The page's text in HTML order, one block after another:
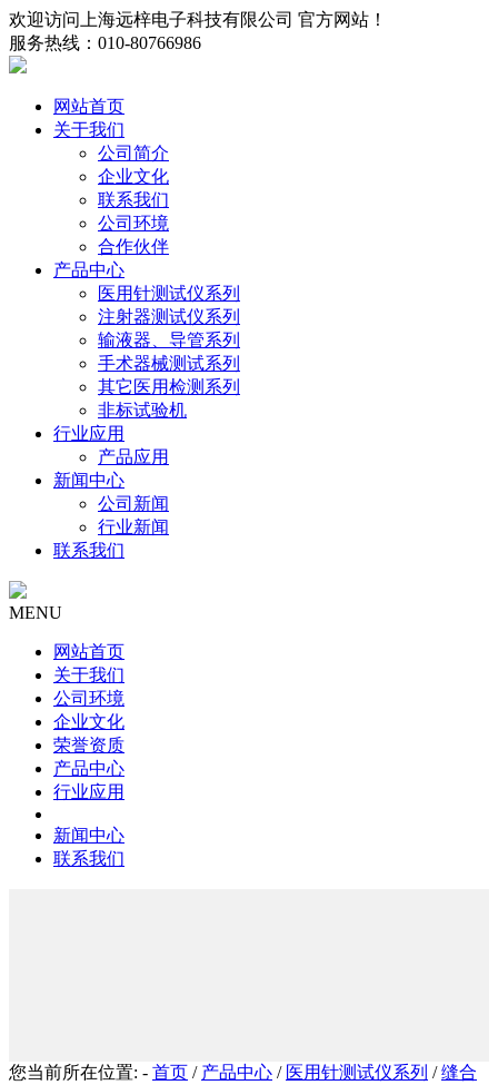
欢迎访问上海远梓电子科技有限公司 官方网站！
服务热线：010-80766986
网站首页
关于我们
公司简介
企业文化
联系我们
公司环境
合作伙伴
产品中心
医用针测试仪系列
注射器测试仪系列
输液器、导管系列
手术器械测试系列
其它医用检测系列
非标试验机
行业应用
产品应用
新闻中心
公司新闻
行业新闻
联系我们
MENU
网站首页
关于我们
公司环境
企业文化
荣誉资质
产品中心
行业应用
新闻中心
联系我们
您当前所在位置: - 首页 / 产品中心 / 医用针测试仪系列 /缝合